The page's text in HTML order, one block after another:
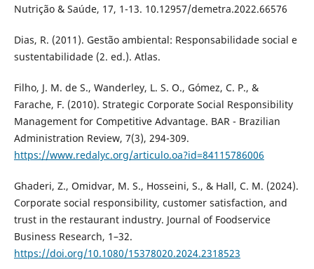
Nutrição & Saúde, 17, 1-13. 10.12957/demetra.2022.66576
Dias, R. (2011). Gestão ambiental: Responsabilidade social e
sustentabilidade (2. ed.). Atlas.
Filho, J. M. de S., Wanderley, L. S. O., Gómez, C. P., &
Farache, F. (2010). Strategic Corporate Social Responsibility
Management for Competitive Advantage. BAR - Brazilian
Administration Review, 7(3), 294-309.
https://www.redalyc.org/articulo.oa?id=84115786006
Ghaderi, Z., Omidvar, M. S., Hosseini, S., & Hall, C. M. (2024).
Corporate social responsibility, customer satisfaction, and
trust in the restaurant industry. Journal of Foodservice
Business Research, 1–32.
https://doi.org/10.1080/15378020.2024.2318523